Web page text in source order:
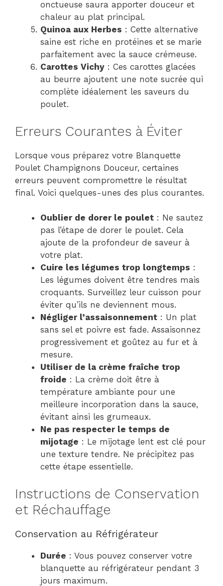
onctueuse saura apporter douceur et
chaleur au plat principal.
Quinoa aux Herbes : Cette alternative
saine est riche en protéines et se marie
parfaitement avec la sauce crémeuse.
Carottes Vichy : Ces carottes glacées
au beurre ajoutent une note sucrée qui
complète idéalement les saveurs du
poulet.
Erreurs Courantes à Éviter
Lorsque vous préparez votre Blanquette
Poulet Champignons Douceur, certaines
erreurs peuvent compromettre le résultat
final. Voici quelques-unes des plus courantes.
Oublier de dorer le poulet : Ne sautez
pas l’étape de dorer le poulet. Cela
ajoute de la profondeur de saveur à
votre plat.
Cuire les légumes trop longtemps :
Les légumes doivent être tendres mais
croquants. Surveillez leur cuisson pour
éviter qu’ils ne deviennent mous.
Négliger l’assaisonnement : Un plat
sans sel et poivre est fade. Assaisonnez
progressivement et goûtez au fur et à
mesure.
Utiliser de la crème fraîche trop
froide : La crème doit être à
température ambiante pour une
meilleure incorporation dans la sauce,
évitant ainsi les grumeaux.
Ne pas respecter le temps de
mijotage : Le mijotage lent est clé pour
une texture tendre. Ne précipitez pas
cette étape essentielle.
Instructions de Conservation
et Réchauffage
Conservation au Réfrigérateur
Durée : Vous pouvez conserver votre
blanquette au réfrigérateur pendant 3
jours maximum.